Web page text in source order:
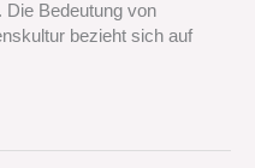
Die Bedeutung von
bezieht sich auf